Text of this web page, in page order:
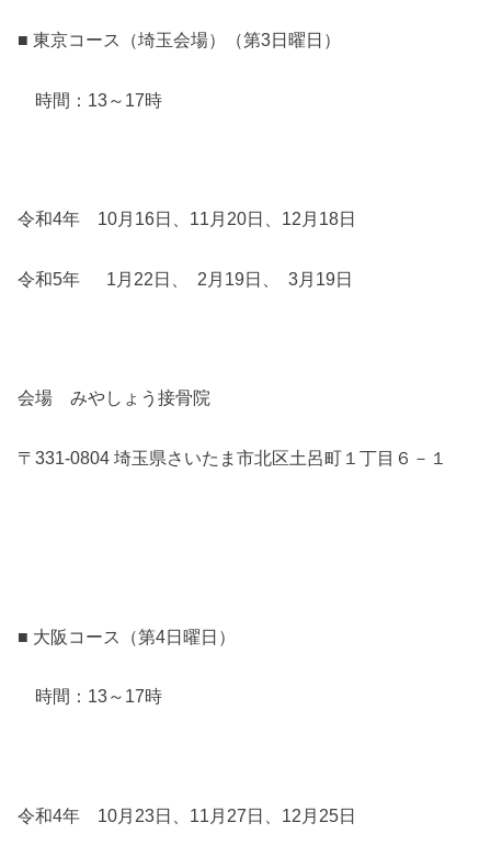
■ 東京コース（埼玉会場）（第3日曜日）
時間：13～17時
令和4年 10月16日、11月20日、12月18日
令和5年 1月22日、 2月19日、 3月19日
会場 みやしょう接骨院
〒331-0804 埼玉県さいたま市北区土呂町１丁目６－１
■ 大阪コース（第4日曜日）
時間：13～17時
令和4年 10月23日、11月27日、12月25日